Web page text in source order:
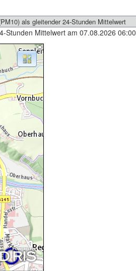
Stunden Mittelwert am 07.08.2026 06:00